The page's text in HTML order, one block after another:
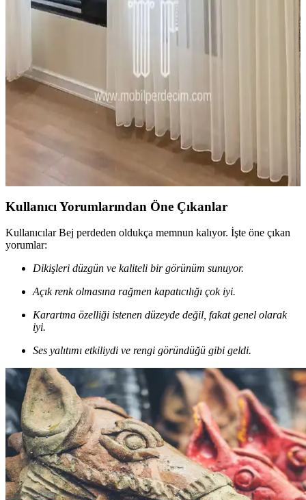
Jüt Perdeler: Doğal ve Dayanıklı Dekorasyon
Seçenekleri İçin Kapsamlı Rehber
Jüt perdeler, doğal malzemeleri ve dayanıklılıklarıyla iç ve dış
mekanlara sıcaklık katan sürdürülebilir dekorasyon ürünleridir.
Farklı modelleri ve bakım ipuçlarıyla yaşam alanlarınızı
güzelleştirin.
Ev Dekorasyonunda Tül Perdeler: Şıklık ve
Fonksiyonellik Bir Arada
Tül perdeler, hafif ve şeffaf yapılarıyla mekanlara ferahlık ve zarafet
katar, renk uyumu ve bakım ipuçlarıyla ev dekorasyonunu tamamlar.
Kullanıcı Yorumlarından Öne Çıkanlar
Kullanıcılar Bej perdeden oldukça memnun kalıyor. İşte öne çıkan
yorumlar:
Dikişleri düzgün ve kaliteli bir görünüm sunuyor.
Açık renk olmasına rağmen kapatıcılığı çok iyi.
Karartma özelliği istenen düzeyde değil, fakat genel olarak
iyi.
Ses yalıtımı etkiliydi ve rengi göründüğü gibi geldi.